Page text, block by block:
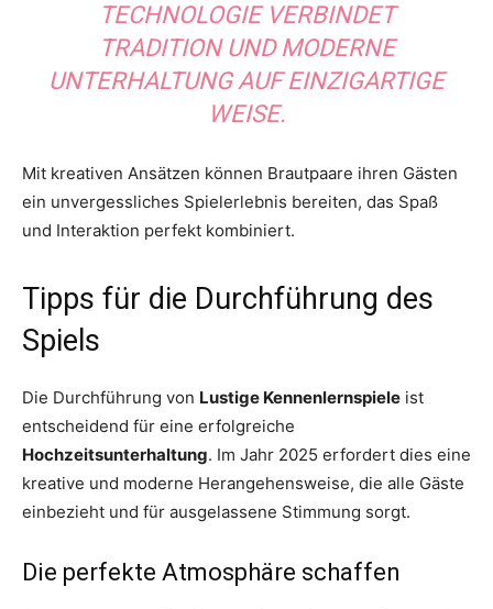
TECHNOLOGIE VERBINDET
TRADITION UND MODERNE
UNTERHALTUNG AUF EINZIGARTIGE
WEISE.
Mit kreativen Ansätzen können Brautpaare ihren Gästen
ein unvergessliches Spielerlebnis bereiten, das Spaß
und Interaktion perfekt kombiniert.
Tipps für die Durchführung des
Spiels
Die Durchführung von Lustige Kennenlernspiele ist
entscheidend für eine erfolgreiche
Hochzeitsunterhaltung. Im Jahr 2025 erfordert dies eine
kreative und moderne Herangehensweise, die alle Gäste
einbezieht und für ausgelassene Stimmung sorgt.
Die perfekte Atmosphäre schaffen